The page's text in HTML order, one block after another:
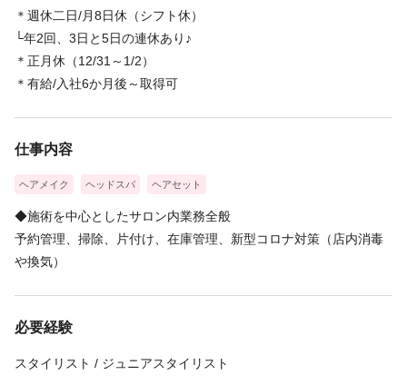
＊週休二日/月8日休（シフト休）
└年2回、3日と5日の連休あり♪
＊正月休（12/31～1/2）
＊有給/入社6か月後～取得可
仕事内容
ヘアメイク ヘッドスパ ヘアセット
◆施術を中心としたサロン内業務全般
予約管理、掃除、片付け、在庫管理、新型コロナ対策（店内消毒
や換気）
必要経験
スタイリスト / ジュニアスタイリスト